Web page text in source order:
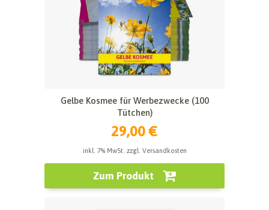
Gelbe Kosmee für Werbezwecke (100
Tütchen)
29,00 €
inkl. 7% MwSt. zzgl. Versandkosten
Zum Produkt